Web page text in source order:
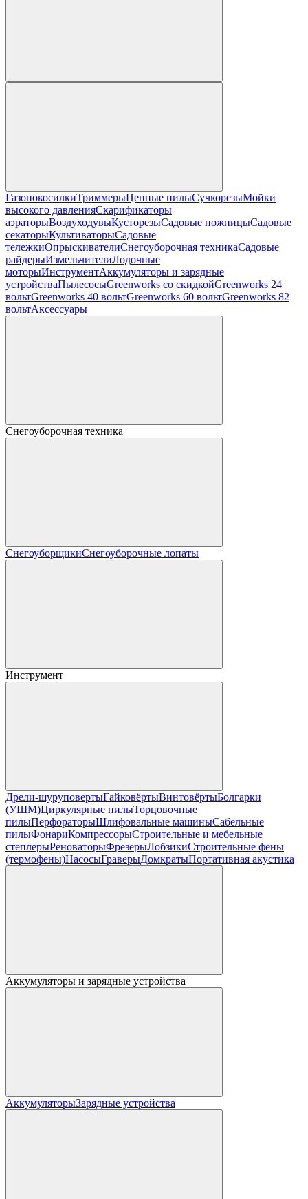
ГазонокосилкиТриммерыЦепные пилыCучкорезыМойки
высокого давленияСкарификаторы
аэраторыВоздуходувыКусторезыСадовые ножницыСадовые
секаторыКультиваторыСадовые
тележкиОпрыскивателиСнегоуборочная техникаСадовые
райдерыИзмельчителиЛодочные
моторыИнструментАккумуляторы и зарядные
устройстваПылесосыGreenworks со скидкойGreenworks 24
вольтGreenworks 40 вольтGreenworks 60 вольтGreenworks 82
вольтАксессуары
Снегоуборочная техника
СнегоуборщикиСнегоуборочные лопаты
Инструмент
Дрели-шуруповертыГайковёртыВинтовёртыБолгарки
(УШМ)Циркулярные пилыТорцовочные
пилыПерфораторыШлифовальные машиныСабельные
пилыФонариКомпрессорыСтроительные и мебельные
степлерыРеноваторыФрезерыЛобзикиСтроительные фены
(термофены)НасосыГраверыДомкратыПортативная акустика
Аккумуляторы и зарядные устройства
АккумуляторыЗарядные устройства